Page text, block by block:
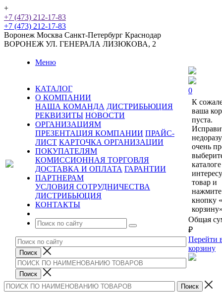
+
+7 (473) 212-17-83
+7 (473) 212-17-83
Воронеж Москва Санкт-Петербург Краснодар
ВОРОНЕЖ УЛ. ГЕНЕРАЛА ЛИЗЮКОВА, 2
Меню
КАТАЛОГ
О КОМПАНИИ
НАША КОМАНДА ДИСТРИБЬЮЦИЯ
РЕКВИЗИТЫ НОВОСТИ
ОРГАНИЗАЦИЯМ
ПРЕЗЕНТАЦИЯ КОМПАНИИ ПРАЙС-
ЛИСТ КАРТОЧКА ОРГАНИЗАЦИИ
ПОКУПАТЕЛЯМ
КОМИССИОННАЯ ТОРГОВЛЯ
ДОСТАВКА И ОПЛАТА ГАРАНТИИ
ПАРТНЕРАМ
УСЛОВИЯ СОТРУДНИЧЕСТВА
ДИСТРИБЬЮЦИЯ
КОНТАКТЫ
0
К
ваша
пуста.
очень
каталоге
товар и
нажмите
кнопку
Общая
₽
Перейти
корзину